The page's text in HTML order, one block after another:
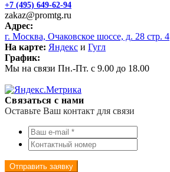
+7 (495) 649-62-94
zakaz@promtg.ru
Адрес:
г. Москва, Очаковское шоссе, д. 28 стр. 4
На карте: Яндекс и Гугл
График:
Мы на связи Пн.-Пт. с 9.00 до 18.00
Связаться с нами
Оставьте Ваш контакт для связи
Отправить заявку